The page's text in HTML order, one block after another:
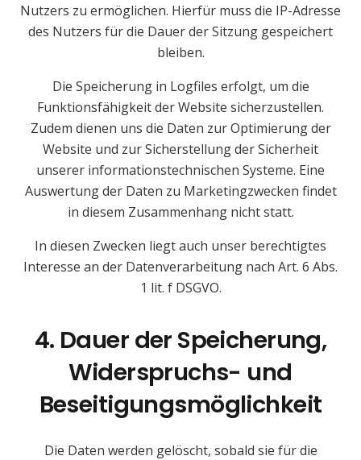
Nutzers zu ermöglichen. Hierfür muss die IP-Adresse
des Nutzers für die Dauer der Sitzung gespeichert
bleiben.
Die Speicherung in Logfiles erfolgt, um die
Funktionsfähigkeit der Website sicherzustellen.
Zudem dienen uns die Daten zur Optimierung der
Website und zur Sicherstellung der Sicherheit
unserer informationstechnischen Systeme. Eine
Auswertung der Daten zu Marketingzwecken findet
in diesem Zusammenhang nicht statt.
In diesen Zwecken liegt auch unser berechtigtes
Interesse an der Datenverarbeitung nach Art. 6 Abs.
1 lit. f DSGVO.
4. Dauer der Speicherung,
Widerspruchs- und
Beseitigungsmöglichkeit
Die Daten werden gelöscht, sobald sie für die